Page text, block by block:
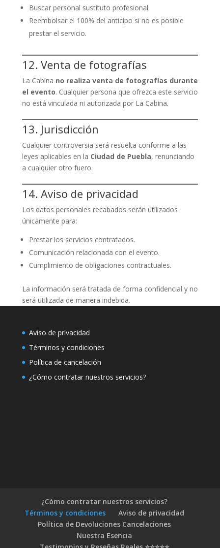
Buscar personal sustituto profesional.
Reembolsar el 100% del anticipo si no es posible
prestar el servicio.
12. Venta de fotografías
La Cabina no realiza venta de fotografías durante
el evento. Cualquier persona que ofrezca este servicio
no está vinculada ni autorizada por La Cabina.
13. Jurisdicción
Cualquier controversia será resuelta conforme a las
leyes aplicables en la Ciudad de Puebla, renunciando
a cualquier otro fuero.
14. Aviso de privacidad
Los datos personales recabados serán utilizados
únicamente para:
Prestar los servicios contratados.
Comunicación relacionada con el evento.
Cumplimiento de obligaciones contractuales.
La información será tratada de forma confidencial y no
será utilizada de manera indebida.
Aviso de privacidad
Términos y condiciones
Política de cancelación
¿Cómo contratar nuestros servicios?
¿Cómo contratar nuestros servicios?
Términos y condiciones
Aviso de privacidad
Política de Devoluciones Cancelaciones
Nuestra Esencia